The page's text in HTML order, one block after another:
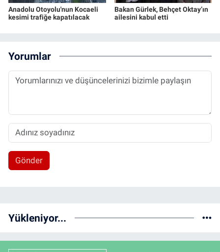
Anadolu Otoyolu'nun Kocaeli
kesimi trafiğe kapatılacak
Bakan Gürlek, Behçet Oktay’ın
ailesini kabul etti
Yorumlar
Gönder
Yükleniyor...